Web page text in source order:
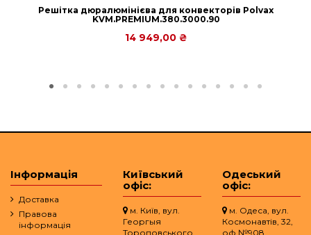
Решітка дюралюмінієва для конвекторів Polvax
KVM.PREMIUM.380.3000.90
14 949,00 ₴
Інформація
Доставка
Правова
інформація
Київський
офіс:
м. Київ, вул.
Георгыя
Тороповського
Одеський
офіс:
м. Одеса, вул.
Космонавтів, 32,
оф.№908